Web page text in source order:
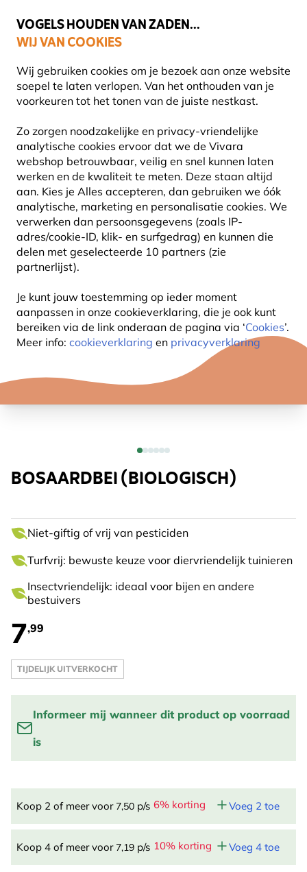
VOGELS HOUDEN VAN ZADEN...
WIJ VAN COOKIES
Wij gebruiken cookies om je bezoek aan onze website
soepel te laten verlopen. Van het onthouden van je
voorkeuren tot het tonen van de juiste nestkast.
Zo zorgen noodzakelijke en privacy-vriendelijke
analytische cookies ervoor dat we de Vivara
webshop betrouwbaar, veilig en snel kunnen laten
werken en de kwaliteit te meten. Deze staan altijd
aan. Kies je Alles accepteren, dan gebruiken we óók
analytische, marketing en personalisatie cookies. We
verwerken dan persoonsgegevens (zoals IP-
adres/cookie-ID, klik- en surfgedrag) en kunnen die
delen met geselecteerde 10 partners (zie
partnerlijst).
Je kunt jouw toestemming op ieder moment
aanpassen in onze cookieverklaring, die je ook kunt
bereiken via de link onderaan de pagina via ‘Cookies’.
Meer info: cookieverklaring en privacyverklaring
Uitstekend beoordeeld door klanten in 11 landen
Gratis thuisbezorgd bij orders vanaf €59
BOSAARDBEI (BIOLOGISCH)
Niet-giftig of vrij van pesticiden
Turfvrij: bewuste keuze voor diervriendelijk tuinieren
Insectvriendelijk: ideaal voor bijen en andere
bestuivers
7,99
TIJDELIJK UITVERKOCHT
Informeer mij wanneer dit product op voorraad
is
STUUR ME EEN BERICHT
Koop 2 of meer voor 7,50 p/s 6% korting Voeg 2 toe
Koop 4 of meer voor 7,19 p/s 10% korting Voeg 4 toe